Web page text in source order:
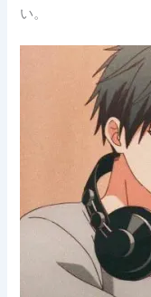
い。